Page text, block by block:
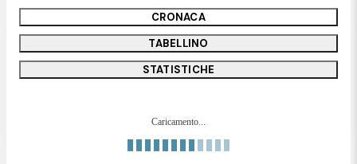
CRONACA
TABELLINO
STATISTICHE
Caricamento...